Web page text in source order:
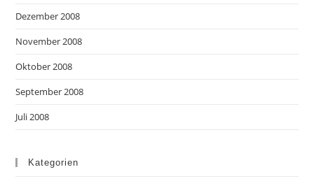
Dezember 2008
November 2008
Oktober 2008
September 2008
Juli 2008
Kategorien